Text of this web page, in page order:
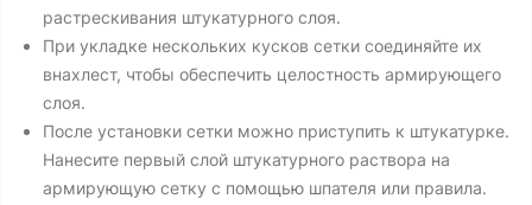
растрескивания штукатурного слоя.
При укладке нескольких кусков сетки соединяйте их
внахлест, чтобы обеспечить целостность армирующего
слоя.
После установки сетки можно приступить к штукатурке.
Нанесите первый слой штукатурного раствора на
армирующую сетку с помощью шпателя или правила.